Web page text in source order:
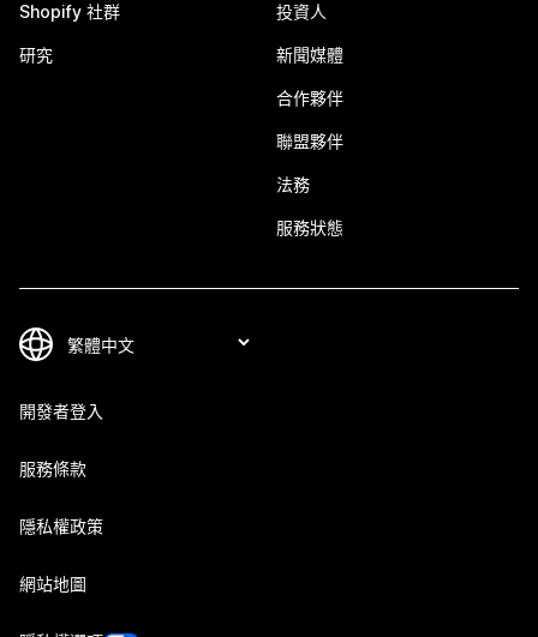
Shopify 社群
研究
投資人
新聞媒體
合作夥伴
聯盟夥伴
法務
服務狀態
開發者登入
服務條款
隱私權政策
網站地圖